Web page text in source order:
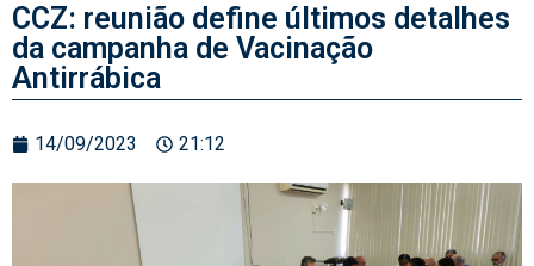
CCZ: reunião define últimos detalhes
da campanha de Vacinação
Antirrábica
14/09/2023 21:12